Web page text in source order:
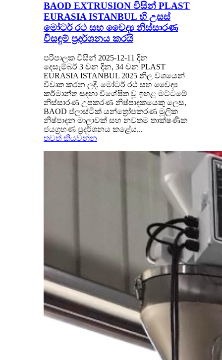
BAOD EXTRUSION විසින් PLAST
EURASIA ISTANBUL හි උසස්
මෝටර් රථ සහ වෛද්‍ය නිස්සාරණ
විසඳුම් ප්‍රදර්ශනය කරයි
පරිපාලක විසින් 2025-12-11 දින
දෙසැම්බර් 3 වන දින, 34 වන PLAST
EURASIA ISTANBUL 2025 නිල වශයෙන්
විවෘත කරන ලදී. මෝටර් රථ සහ වෛද්‍ය
කර්මාන්ත සඳහා විශේෂිත වූ ඉහළ මට්ටමේ
නිස්සාරණ උපකරණ නිෂ්පාදකයෙකු ලෙස,
BAOD ප්ලාස්ටික් යන්ත්‍රෝපකරණ මූලික
නිෂ්පාදන මාලාවක් සහ නවතම තාක්ෂණික
ජයග්‍රහණ ප්‍රදර්ශනය කළේය...
තවත් කියවන්න